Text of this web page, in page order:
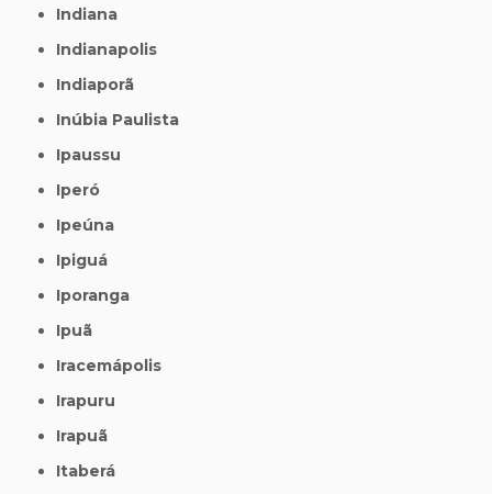
Indiana
Indianapolis
Indiaporã
Inúbia Paulista
Ipaussu
Iperó
Ipeúna
Ipiguá
Iporanga
Ipuã
Iracemápolis
Irapuru
Irapuã
Itaberá